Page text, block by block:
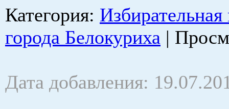
Категория: Избирательная
города Белокуриха |
Дата добавления: